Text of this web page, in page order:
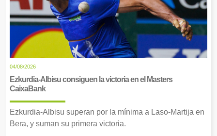
04/08/2026
Ezkurdia-Albisu consiguen la victoria en el Masters
CaixaBank
Ezkurdia-Albisu superan por la mínima a Laso-Martija en
Bera, y suman su primera victoria.